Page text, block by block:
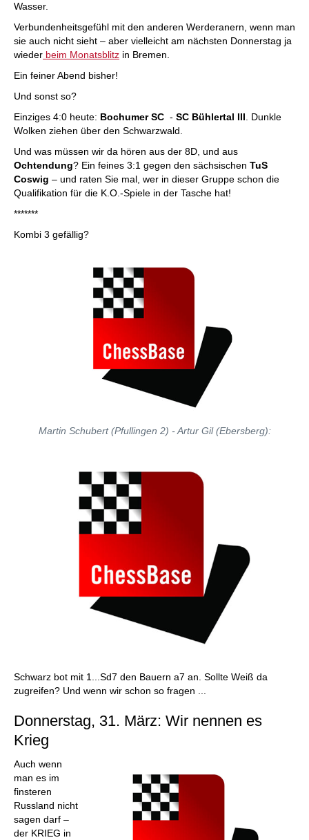
Wasser.
Verbundenheitsgefühl mit den anderen Werderanern, wenn man
sie auch nicht sieht – aber vielleicht am nächsten Donnerstag ja
wieder beim Monatsblitz in Bremen.
Ein feiner Abend bisher!
Und sonst so?
Einziges 4:0 heute: Bochumer SC - SC Bühlertal III. Dunkle
Wolken ziehen über den Schwarzwald.
Und was müssen wir da hören aus der 8D, und aus
Ochtendung? Ein feines 3:1 gegen den sächsischen TuS
Coswig – und raten Sie mal, wer in dieser Gruppe schon die
Qualifikation für die K.O.-Spiele in der Tasche hat!
*******
Kombi 3 gefällig?
Martin Schubert (Pfullingen 2) - Artur Gil (Ebersberg):
Schwarz bot mit 1...Sd7 den Bauern a7 an. Sollte Weiß da
zugreifen? Und wenn wir schon so fragen ...
Donnerstag, 31. März: Wir nennen es
Krieg
Auch wenn
man es im
finsteren
Russland nicht
sagen darf –
der KRIEG in